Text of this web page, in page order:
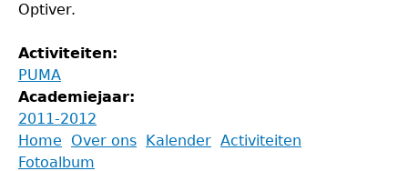
Optiver.
Activiteiten:
PUMA
Academiejaar:
2011-2012
Back
to
Home Over ons Kalender Activiteiten
Fotoalbum